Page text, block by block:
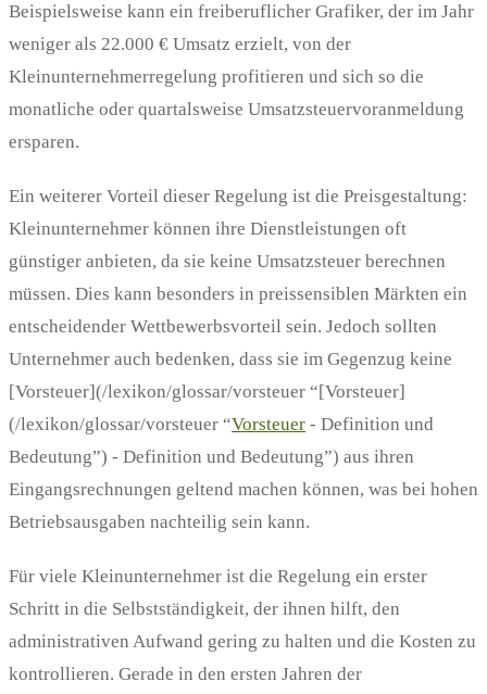
Beispielsweise kann ein freiberuflicher Grafiker, der im Jahr
weniger als 22.000 € Umsatz erzielt, von der
Kleinunternehmerregelung profitieren und sich so die
monatliche oder quartalsweise Umsatzsteuervoranmeldung
ersparen.
Ein weiterer Vorteil dieser Regelung ist die Preisgestaltung:
Kleinunternehmer können ihre Dienstleistungen oft
günstiger anbieten, da sie keine Umsatzsteuer berechnen
müssen. Dies kann besonders in preissensiblen Märkten ein
entscheidender Wettbewerbsvorteil sein. Jedoch sollten
Unternehmer auch bedenken, dass sie im Gegenzug keine
[Vorsteuer](/lexikon/glossar/vorsteuer “[Vorsteuer]
(/lexikon/glossar/vorsteuer “Vorsteuer - Definition und
Bedeutung”) - Definition und Bedeutung”) aus ihren
Eingangsrechnungen geltend machen können, was bei hohen
Betriebsausgaben nachteilig sein kann.
Für viele Kleinunternehmer ist die Regelung ein erster
Schritt in die Selbstständigkeit, der ihnen hilft, den
administrativen Aufwand gering zu halten und die Kosten zu
kontrollieren. Gerade in den ersten Jahren der